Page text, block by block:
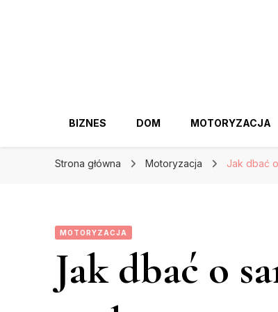
BIZNES DOM MOTORYZACJA
Strona główna Motoryzacja Jak dbać
MOTORYZACJA
Jak dbać o